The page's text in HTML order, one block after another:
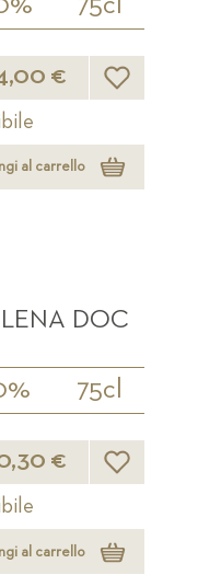
€
al carrello
DOC
75cl
€ Lista
al carrello